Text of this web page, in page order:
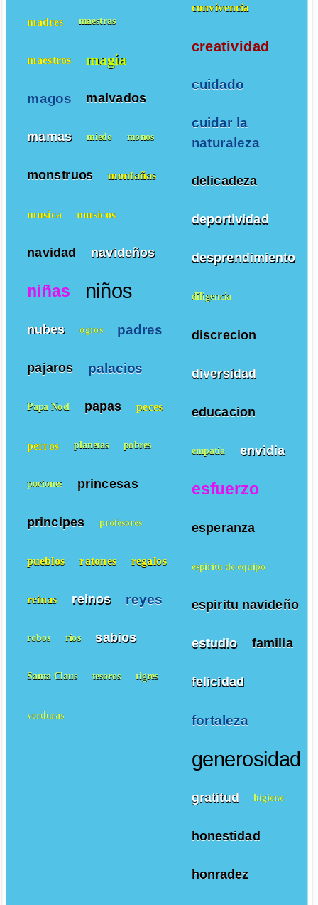
convivencia
creatividad
cuidado
cuidar la
naturaleza
delicadeza
deportividad
desprendimiento
diligencia
discrecion
diversidad
educacion
empatía envidia
esfuerzo
esperanza
espiritu de equipo
espiritu navideño
estudio familia
felicidad
fortaleza
generosidad
gratitud higiene
honestidad
honradez
madres maestras
maestros magia
magos malvados
mamas miedo monos
monstruos montañas
musica musicos
navidad navideños
niñas niños
nubes ogros padres
pajaros palacios
Papa Noel papas peces
perros planetas pobres
pociones princesas
principes profesores
pueblos ratones regalos
reinas reinos reyes
robos ríos sabios
Santa Claus tesoros tigres
verduras